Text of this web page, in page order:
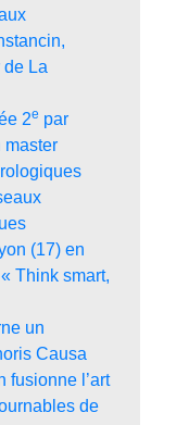
La
2e par
master
(17) en
Think smart,
un
Causa
fusionne l’art
de